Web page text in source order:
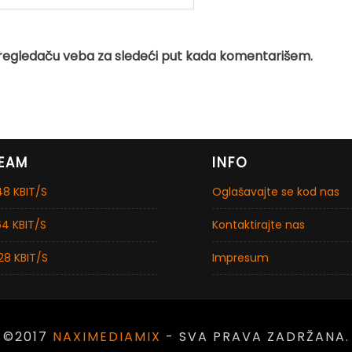
veba za sledeći put kada komentarišem.
KBIT/S
KBIT/S
KBIT/S
INFO
Oglašavajte se kod nas
Kontaktirajte nas
Impresum
©2017 NAXIMEDIAMIX - SVA PRAVA ZADRŽANA.